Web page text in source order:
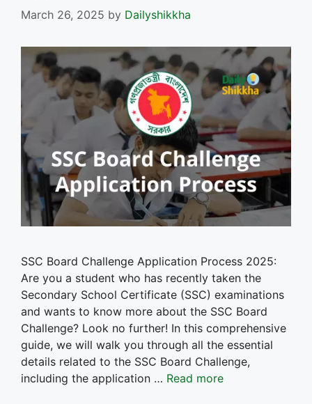
March 26, 2025 by Dailyshikkha
SSC Board Challenge Application Process 2025:
Are you a student who has recently taken the
Secondary School Certificate (SSC) examinations
and wants to know more about the SSC Board
Challenge? Look no further! In this comprehensive
guide, we will walk you through all the essential
details related to the SSC Board Challenge,
including the application … Read more